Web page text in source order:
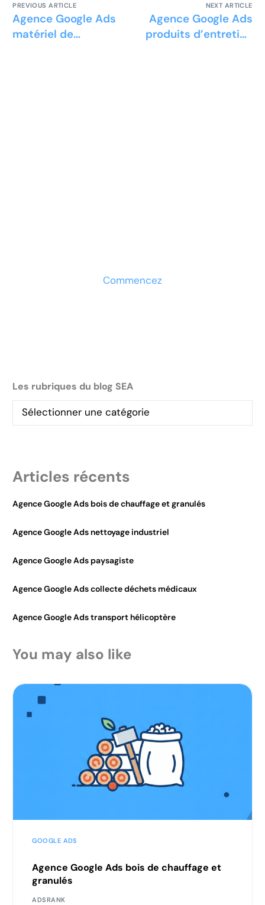
PREVIOUS ARTICLE
Agence Google Ads
matériel de
NEXT ARTICLE
Agence Google Ads
produits d’entretien
Commencez
Les rubriques du blog SEA
Articles récents
Agence Google Ads bois de chauffage et granulés
Agence Google Ads nettoyage industriel
Agence Google Ads paysagiste
Agence Google Ads collecte déchets médicaux
Agence Google Ads transport hélicoptère
You may also like
GOOGLE ADS
Agence Google Ads bois de chauffage et
granulés
ADSRANK